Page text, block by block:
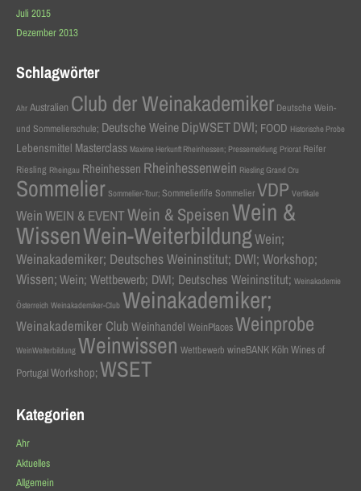
Juli 2015
Dezember 2013
Schlagwörter
Ahr Australien Club der Weinakademiker Deutsche Wein-
und Sommelierschule; Deutsche Weine DipWSET DWI; FOOD Historische Probe
Lebensmittel Masterclass Maxime Herkunft Rheinhessen; Pressemeldung Priorat Reifer
Riesling Rheingau Rheinhessen Rheinhessenwein Riesling Grand Cru
Sommelier Sommelier-Tour; Sommelierlife Sommelier VDP Vertikale
WeinWEIN & EVENTWein & SpeisenWein &
WissenWein-WeiterbildungWein;
Weinakademiker; Deutsches Weininstitut; DWI; Workshop;
Wissen;Wein; Wettbewerb; DWI; Deutsches Weininstitut; Weinakademie
Österreich Weinakademiker-Club Weinakademiker;
Weinakademiker ClubWeinhandel WeinPlacesWeinprobe
WeinWeiterbildung Weinwissen Wettbewerb wineBANK Köln Wines of
PortugalWorkshop;WSET
Kategorien
Ahr
Aktuelles
Allgemein